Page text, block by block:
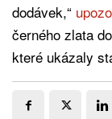
dodávek,“
černého zlata
které ukázaly